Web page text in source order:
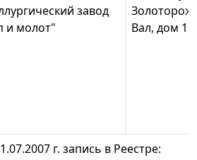
завод
и молот"
Вал, дом 11
г. запись в Реестре: